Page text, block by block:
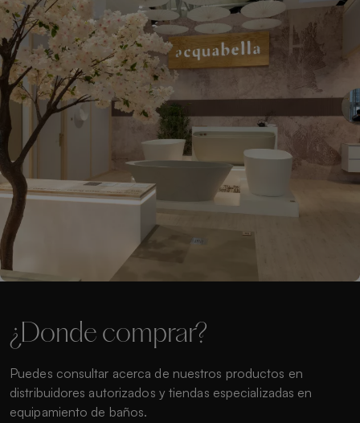
¿Donde comprar?
Puedes consultar acerca de nuestros productos en
distribuidores autorizados y tiendas especializadas en
equipamiento de baños.